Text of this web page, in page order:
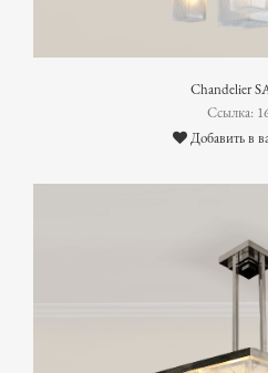
Chandelier
Ссылка:
Добавить в